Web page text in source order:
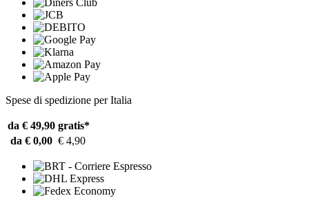
Spese di spedizione per Italia
da € 49,90 gratis*
da € 0,00 € 4,90